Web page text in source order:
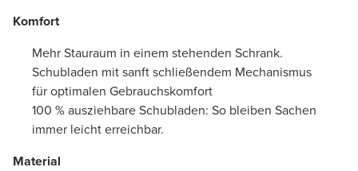
Komfort
Mehr Stauraum in einem stehenden Schrank.
Schubladen mit sanft schließendem Mechanismus
für optimalen Gebrauchskomfort
100 % ausziehbare Schubladen: So bleiben Sachen
immer leicht erreichbar.
Material